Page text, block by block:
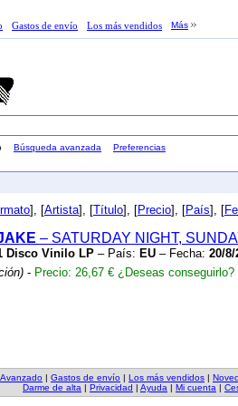
Gastos de envío Los más vendidos Más
Búsqueda avanzada Preferencias
], [Artista], [Título], [Precio], [País], [
– SATURDAY NIGHT,
Disco Vinilo LP – País: EU – Fecha: 20/8/
- Precio: 26,67 € ¿Deseas conseguirlo?
Avanzado | Gastos de envío | Los más vendidos |
Darme de alta | Privacidad | Ayuda | Mi cuenta |